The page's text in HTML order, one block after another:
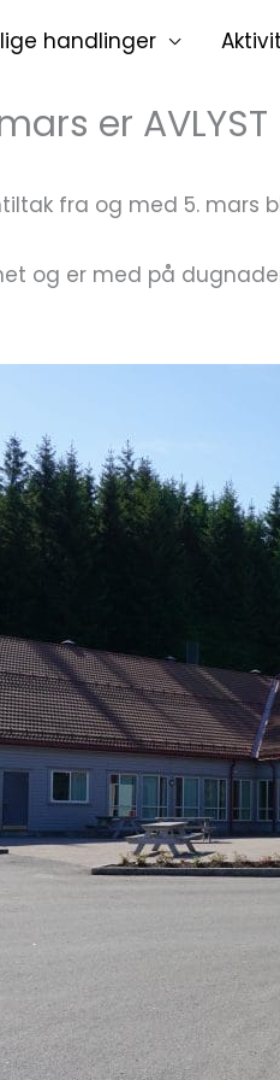
handlinger
er AVLYST
fra og med 5. mars
og er med på